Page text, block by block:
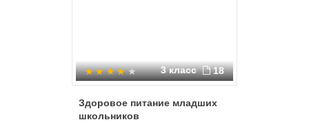
3 класс 18
Здоровое питание младших
школьников